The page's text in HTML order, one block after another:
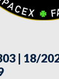
| 18/